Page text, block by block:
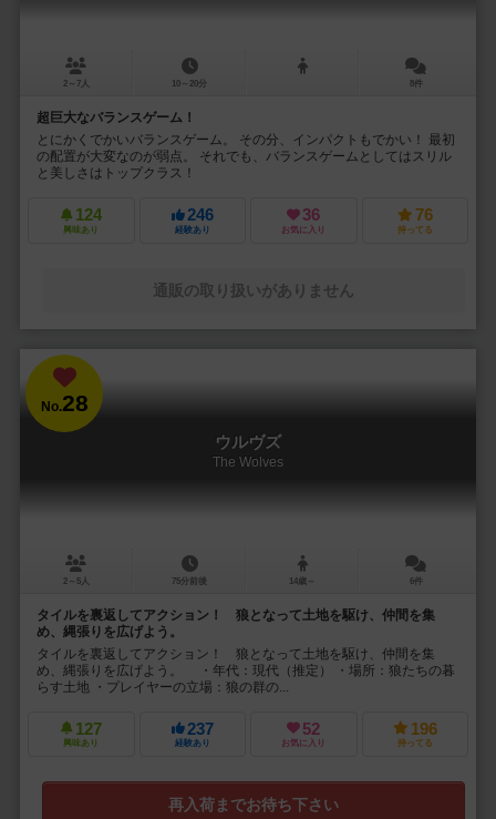
2～7人 10～20分 8件
超巨大なバランスゲーム！
とにかくでかいバランスゲーム。 その分、インパクトもでかい！ 最初
の配置が大変なのが弱点。 それでも、バランスゲームとしてはスリル
と美しさはトップクラス！
124
興味あり
246
経験あり
36
お気に入り
76
持ってる
通販の取り扱いがありません
No.28
ウルヴズ
The Wolves
2～5人 75分前後 14歳～ 6件
タイルを裏返してアクション！ 狼となって土地を駆け、仲間を集
め、縄張りを広げよう。
タイルを裏返してアクション！ 狼となって土地を駆け、仲間を集
め、縄張りを広げよう。 ・年代：現代（推定） ・場所：狼たちの暮
らす土地 ・プレイヤーの立場：狼の群の...
127
興味あり
237
経験あり
52
お気に入り
196
持ってる
再入荷までお待ち下さい